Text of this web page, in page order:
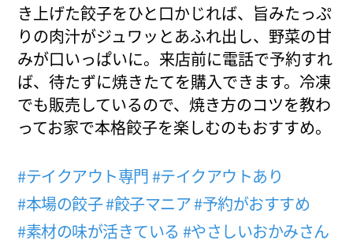
き上げた餃子をひと口かじれば、旨みたっぷ
りの肉汁がジュワッとあふれ出し、野菜の甘
みが口いっぱいに。来店前に電話で予約すれ
ば、待たずに焼きたてを購入できます。冷凍
でも販売しているので、焼き方のコツを教わ
ってお家で本格餃子を楽しむのもおすすめ。
#テイクアウト専門#テイクアウトあり
#本場の餃子#餃子マニア#予約がおすすめ
#素材の味が活きている #やさしいおかみさん